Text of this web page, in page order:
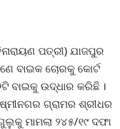
ପତ୍ରୀ) ଯାଜପୁର
ବାଇକ ଚୋରକୁ କୋର୍ଟ
ବାଇକୁ ଉଦ୍ଧାର କରିଛି ।
ଗ୍ରାମର ଶ୍ରୀଧର
ମାମଲା ୨୪୫/୧୯ ଦଫା